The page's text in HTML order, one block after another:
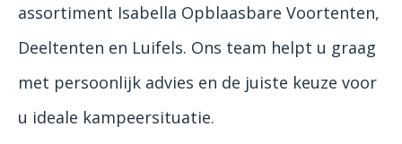
assortiment Isabella Opblaasbare Voortenten,
Deeltenten en Luifels. Ons team helpt u graag
met persoonlijk advies en de juiste keuze voor
u ideale kampeersituatie.